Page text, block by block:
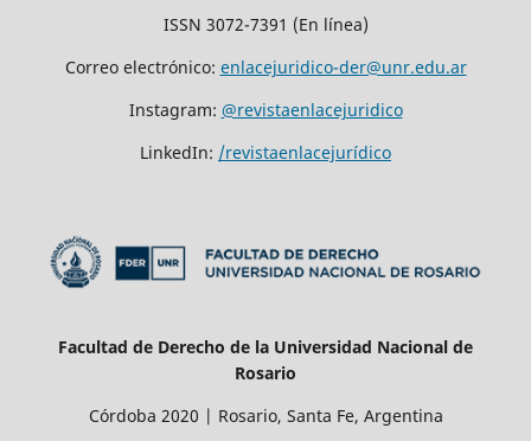
ISSN 3072-7391 (En línea)
Correo electrónico: enlacejuridico-der@unr.edu.ar
Instagram: @revistaenlacejuridico
LinkedIn: /revistaenlacejurídico
Facultad de Derecho de la Universidad Nacional de
Rosario
Córdoba 2020 | Rosario, Santa Fe, Argentina